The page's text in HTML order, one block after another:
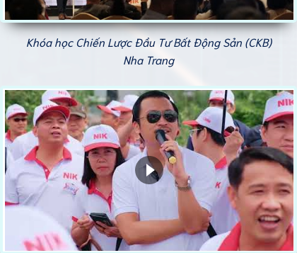
Khóa học Chiến Lược Đầu Tư Bất Động Sản (CKB)
Nha Trang